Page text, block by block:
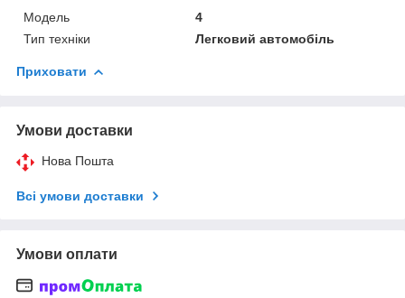
Мoдель
4
Тип техніки
Легковий автомобіль
Приховати
Умови доставки
Нова Пошта
Всі умови доставки
Умови оплати